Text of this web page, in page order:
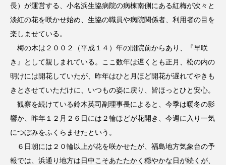
長）が運営する、小名浜生協病院の病棟南側にある紅梅が次々と
淡紅の花を咲かせ始め、生協の職員や病院関係者、利用者の目を
楽しませている。
梅の木は２００２（平成１４）年の開院前からあり、『早咲
き』として親しまれている。ここ数年は遅くとも正月、松の内の
明けには開花していたが、昨年はひと月ほど開花が遅れてやきも
きとさせていただけに、いつもの姿に戻り、皆ほっとひと安心。
観察を続けている鈴木英司副理事長によると、今季は暖冬の影
響か、昨年１２月２６日には２輪ほどが花開き、今週に入り一気
につぼみをふくらませたという。
６日朝には２０輪以上が花を咲かせたが、福島地方気象台の予
報では、浜通り地方は日中こそあたたかく穏やかな日が続くが、